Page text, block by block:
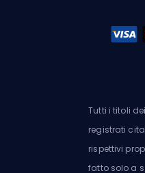
Tutti i titoli
registrati
rispettivi
fatto solo a